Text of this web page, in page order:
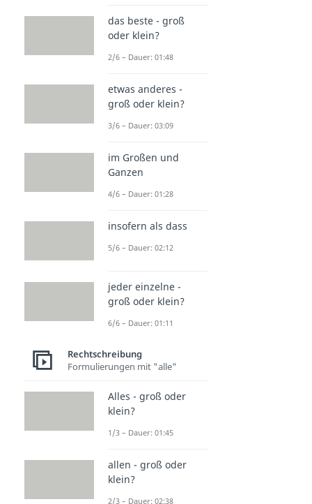
das beste - groß
oder klein?
2/6 – Dauer: 01:48
etwas anderes -
groß oder klein?
3/6 – Dauer: 03:09
im Großen und
Ganzen
4/6 – Dauer: 01:28
insofern als dass
5/6 – Dauer: 02:12
jeder einzelne -
groß oder klein?
6/6 – Dauer: 01:11
Rechtschreibung
Formulierungen mit "alle"
Alles - groß oder
klein?
1/3 – Dauer: 01:45
allen - groß oder
klein?
2/3 – Dauer: 02:38